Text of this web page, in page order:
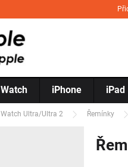
Watch iPhone iPad
Watch Ultra/Ultra 2 Řemínky